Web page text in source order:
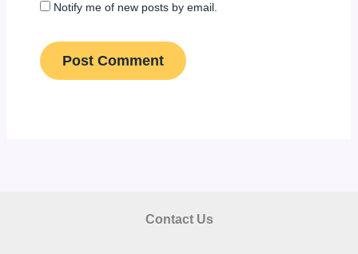
Notify me of new posts by email.
Contact Us